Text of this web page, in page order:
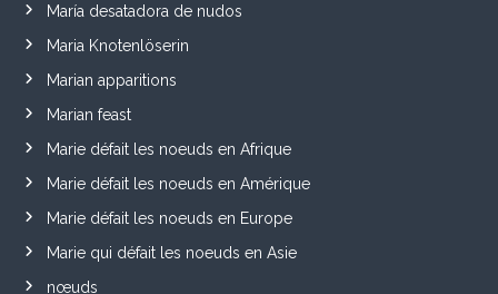
María desatadora de nudos
Maria Knotenlöserin
Marian apparitions
Marian feast
Marie défait les noeuds en Afrique
Marie défait les noeuds en Amérique
Marie défait les noeuds en Europe
Marie qui défait les noeuds en Asie
nœuds